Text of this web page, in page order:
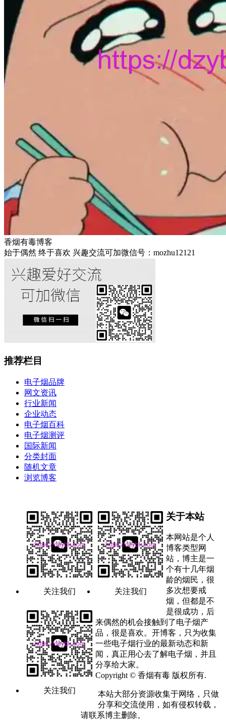
香烟有毒博客
始于偶然 终于喜欢 兴趣交流可加微信号：mozhu12121
推荐栏目
电子烟品牌
网文资讯
行业新闻
企业动态
电子烟百科
电子烟测评
国际新闻
分类封面
随机文章
浏览博客
关注我们 关注我们
关注我们
关于本站
本网站是个人
博客类型网
站，博主是一
个有十几年烟
龄的烟民，很
多次想要戒
烟，但都是不
是很成功，后
来偶然的机会接触到了电子烟产
品，很是喜欢。开博客，只为收集
一些电子烟行业的最新动态和新
闻，真正用心去了解电子烟，并且
分享给大家。
Copyright © 香烟有毒 版权所有.
本站大部分资源收集于网络，只做
分享和交流使用，如有侵权转载，
请联系博主删除。